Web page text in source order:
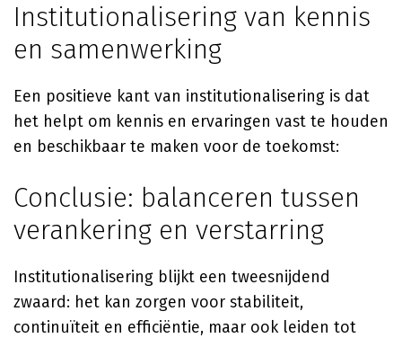
Institutionalisering van kennis
en samenwerking
Een positieve kant van institutionalisering is dat
het helpt om kennis en ervaringen vast te houden
en beschikbaar te maken voor de toekomst:
Conclusie: balanceren tussen
verankering en verstarring
Institutionalisering blijkt een tweesnijdend
zwaard: het kan zorgen voor stabiliteit,
continuïteit en efficiëntie, maar ook leiden tot